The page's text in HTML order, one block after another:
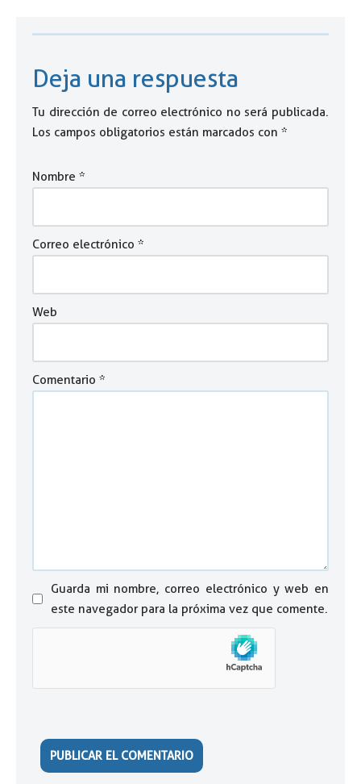
Deja una respuesta
Tu dirección de correo electrónico no será publicada.
Los campos obligatorios están marcados con *
Nombre *
Correo electrónico *
Web
Comentario *
Guarda mi nombre, correo electrónico y web en
este navegador para la próxima vez que comente.